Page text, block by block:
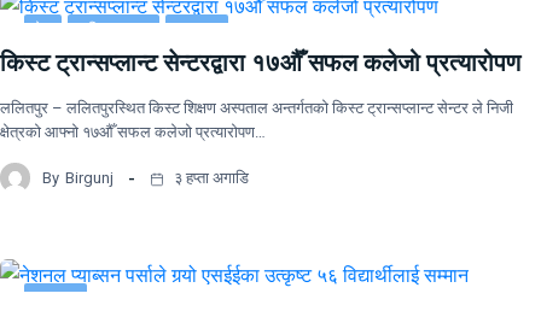
किस्ट ट्रान्सप्लान्ट सेन्टरद्वारा १७औँ सफल कलेजो प्रत्यारोपण
ललितपुर – ललितपुरस्थित किस्ट शिक्षण अस्पताल अन्तर्गतको किस्ट ट्रान्सप्लान्ट सेन्टर ले निजी
क्षेत्रको आफ्नो १७औँ सफल कलेजो प्रत्यारोपण…
By Birgunj ३ हप्ता अगाडि